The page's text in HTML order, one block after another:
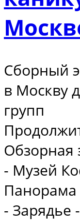
Сборный
в Москву
групп
Обзорная
- Музей
Панорама
- Зарядье